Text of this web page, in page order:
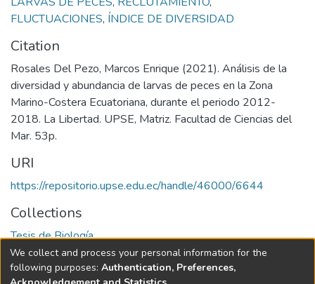
FLUCTUACIONES, ÍNDICE DE DIVERSIDAD
Citation
Rosales Del Pezo, Marcos Enrique (2021). Análisis de la
diversidad y abundancia de larvas de peces en la Zona
Marino-Costera Ecuatoriana, durante el periodo 2012-
2018. La Libertad. UPSE, Matriz. Facultad de Ciencias del
Mar. 53p.
URI
https://repositorio.upse.edu.ec/handle/46000/6644
Collections
Tesis de Biología
Full item page
We collect and process your personal information for the
following purposes: Authentication, Preferences,